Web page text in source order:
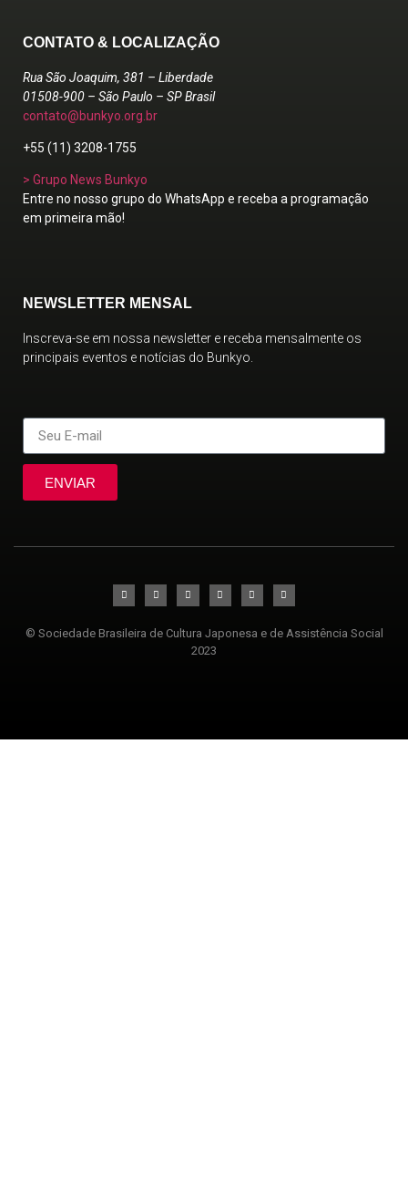
CONTATO & LOCALIZAÇÃO
Rua São Joaquim, 381 – Liberdade
01508-900 – São Paulo – SP Brasil
contato@bunkyo.org.br
+55 (11) 3208-1755
> Grupo News Bunkyo
Entre no nosso grupo do WhatsApp e receba a programação
em primeira mão!
NEWSLETTER MENSAL
Inscreva-se em nossa newsletter e receba mensalmente os
principais eventos e notícias do Bunkyo.
ENVIAR
© Sociedade Brasileira de Cultura Japonesa e de Assistência Social
2023